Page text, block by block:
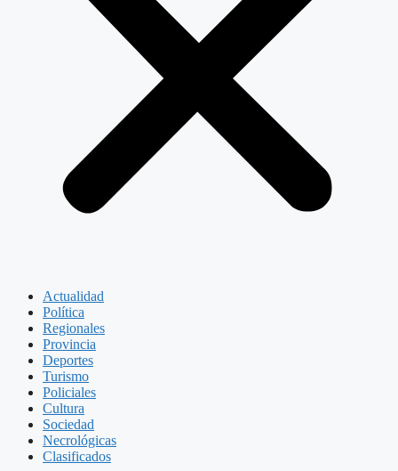
Actualidad
Política
Regionales
Provincia
Deportes
Turismo
Policiales
Cultura
Sociedad
Necrológicas
Clasificados